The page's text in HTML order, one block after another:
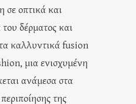
σε οπτικά και
δέρματος και
καλλυντικά fusion
μια ενισχυμένη
ανάμεσα στα
της